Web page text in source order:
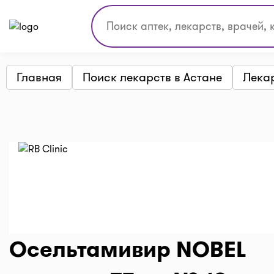
Главная Поиск лекарств в Астане
Осельтамивир NOBEL